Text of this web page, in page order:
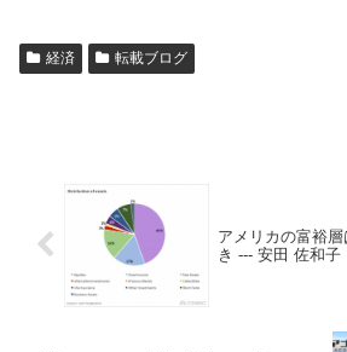
経済 転載ブログ
アメリカの富裕
き --- 安田 佐和子